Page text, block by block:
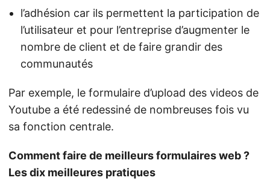
l’adhésion car ils permettent la participation de
l’utilisateur et pour l’entreprise d’augmenter le
nombre de client et de faire grandir des
communautés
Par exemple, le formulaire d’upload des videos de
Youtube a été redessiné de nombreuses fois vu
sa fonction centrale.
Comment faire de meilleurs formulaires web ?
Les dix meilleures pratiques